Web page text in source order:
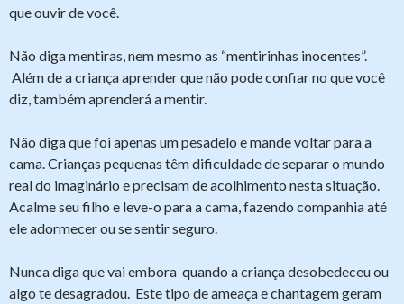
que ouvir de você.
Não diga mentiras, nem mesmo as “mentirinhas inocentes”.
Além de a criança aprender que não pode confiar no que você
diz, também aprenderá a mentir.
Não diga que foi apenas um pesadelo e mande voltar para a
cama. Crianças pequenas têm dificuldade de separar o mundo
real do imaginário e precisam de acolhimento nesta situação.
Acalme seu filho e leve-o para a cama, fazendo companhia até
ele adormecer ou se sentir seguro.
Nunca diga que vai embora quando a criança desobedeceu ou
algo te desagradou. Este tipo de ameaça e chantagem geram